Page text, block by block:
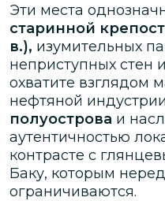
Эти места
старинной
в.), изумительных
неприступных стен
охватите взглядом
нефтяной индустрии
полуострова и
аутентичностью
контрасте с
Баку, которым
ограничиваются.